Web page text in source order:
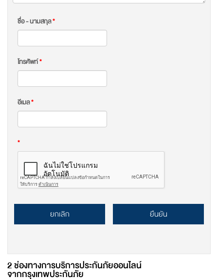
ชื่อ - นามสกุล*
โทรศัพท์*
อีเมล*
*
ยกเลิก ยืนยัน
2 ช่องทางการบริการประกันภัยออนไลน์
จากกรุงเทพประกันภัย